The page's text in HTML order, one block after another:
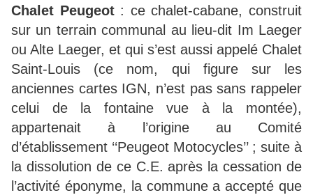
Chalet Peugeot: ce chalet-cabane, construit
sur un terrain communal au lieu-dit Im Laeger
ou Alte Laeger, et qui s’est aussi appelé Chalet
Saint-Louis (ce nom, qui figure sur les
anciennes cartes IGN, n’est pas sans rappeler
celui de la fontaine vue à la montée),
appartenait à l’origine au Comité
d’établissement ‘‘Peugeot Motocycles’’ ; suite à
la dissolution de ce C.E. après la cessation de
l’activité éponyme, la commune a accepté que